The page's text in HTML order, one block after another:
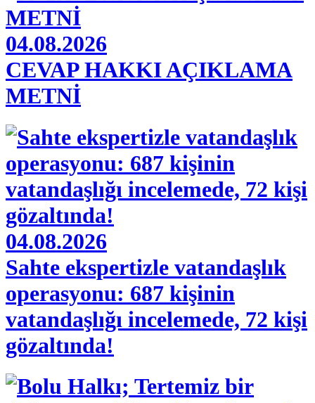
04.08.2026
CEVAP HAKKI AÇIKLAMA
METNİ
04.08.2026
Sahte ekspertizle vatandaşlık
operasyonu: 687 kişinin
vatandaşlığı incelemede, 72 kişi
gözaltında!